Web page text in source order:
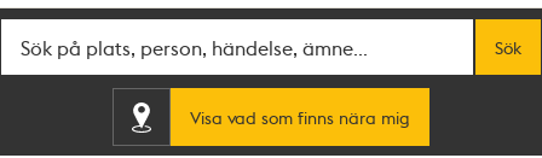
Sök
Visa vad som finns nära mig